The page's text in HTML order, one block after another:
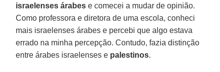
israelenses árabes e comecei a mudar de opinião.
Como professora e diretora de uma escola, conheci
mais israelenses árabes e percebi que algo estava
errado na minha percepção. Contudo, fazia distinção
entre árabes israelenses e palestinos.